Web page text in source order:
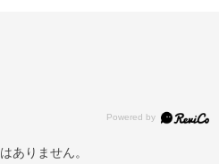
ありません。